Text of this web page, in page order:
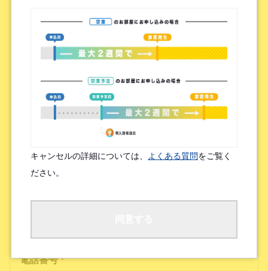
メールアドレス(確認) *
Zoom
電話番号 *
キャンセルの詳細については、 よくある質問をご覧く
ださい。